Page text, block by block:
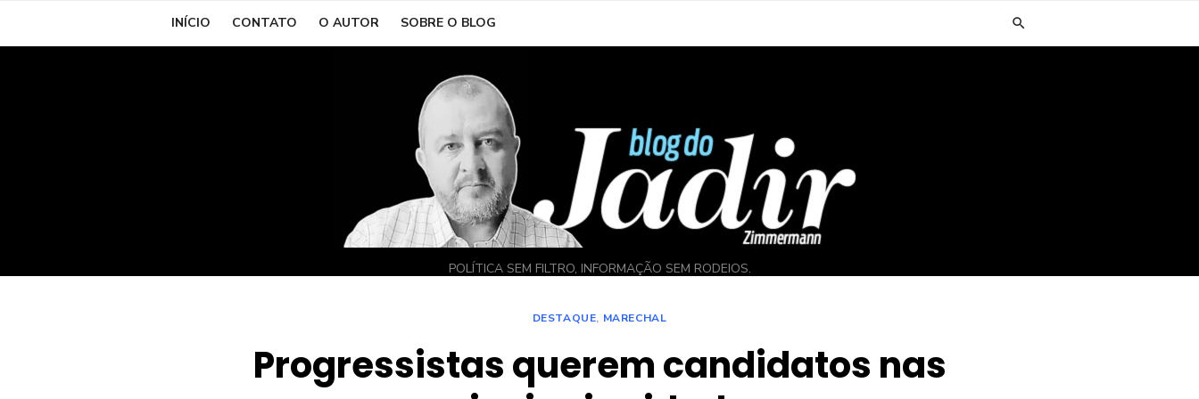
INÍCIO CONTATO O AUTOR SOBRE O BLOG
POLÍTICA SEM FILTRO, INFORMAÇÃO SEM RODEIOS.
DESTAQUE, MARECHAL
Progressistas querem candidatos nas